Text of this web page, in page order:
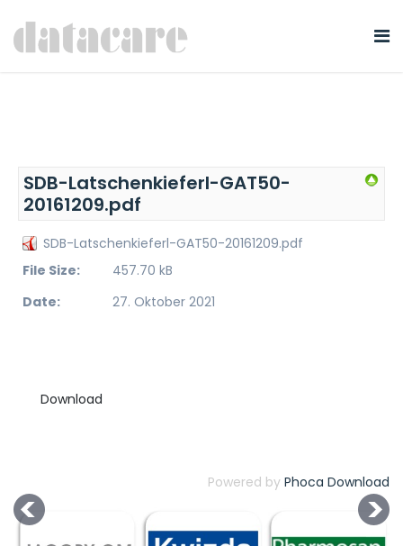
SDB-Latschenkieferl-GAT50-
20161209.pdf
SDB-Latschenkieferl-GAT50-20161209.pdf
File Size:
457.70 kB
Date:
27. Oktober 2021
Powered by Phoca Download